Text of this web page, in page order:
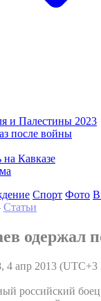
и Палестины 2023
после войны
на Кавказе
Спорт Фото
Статьи
одержал
4 апр 2013
российский